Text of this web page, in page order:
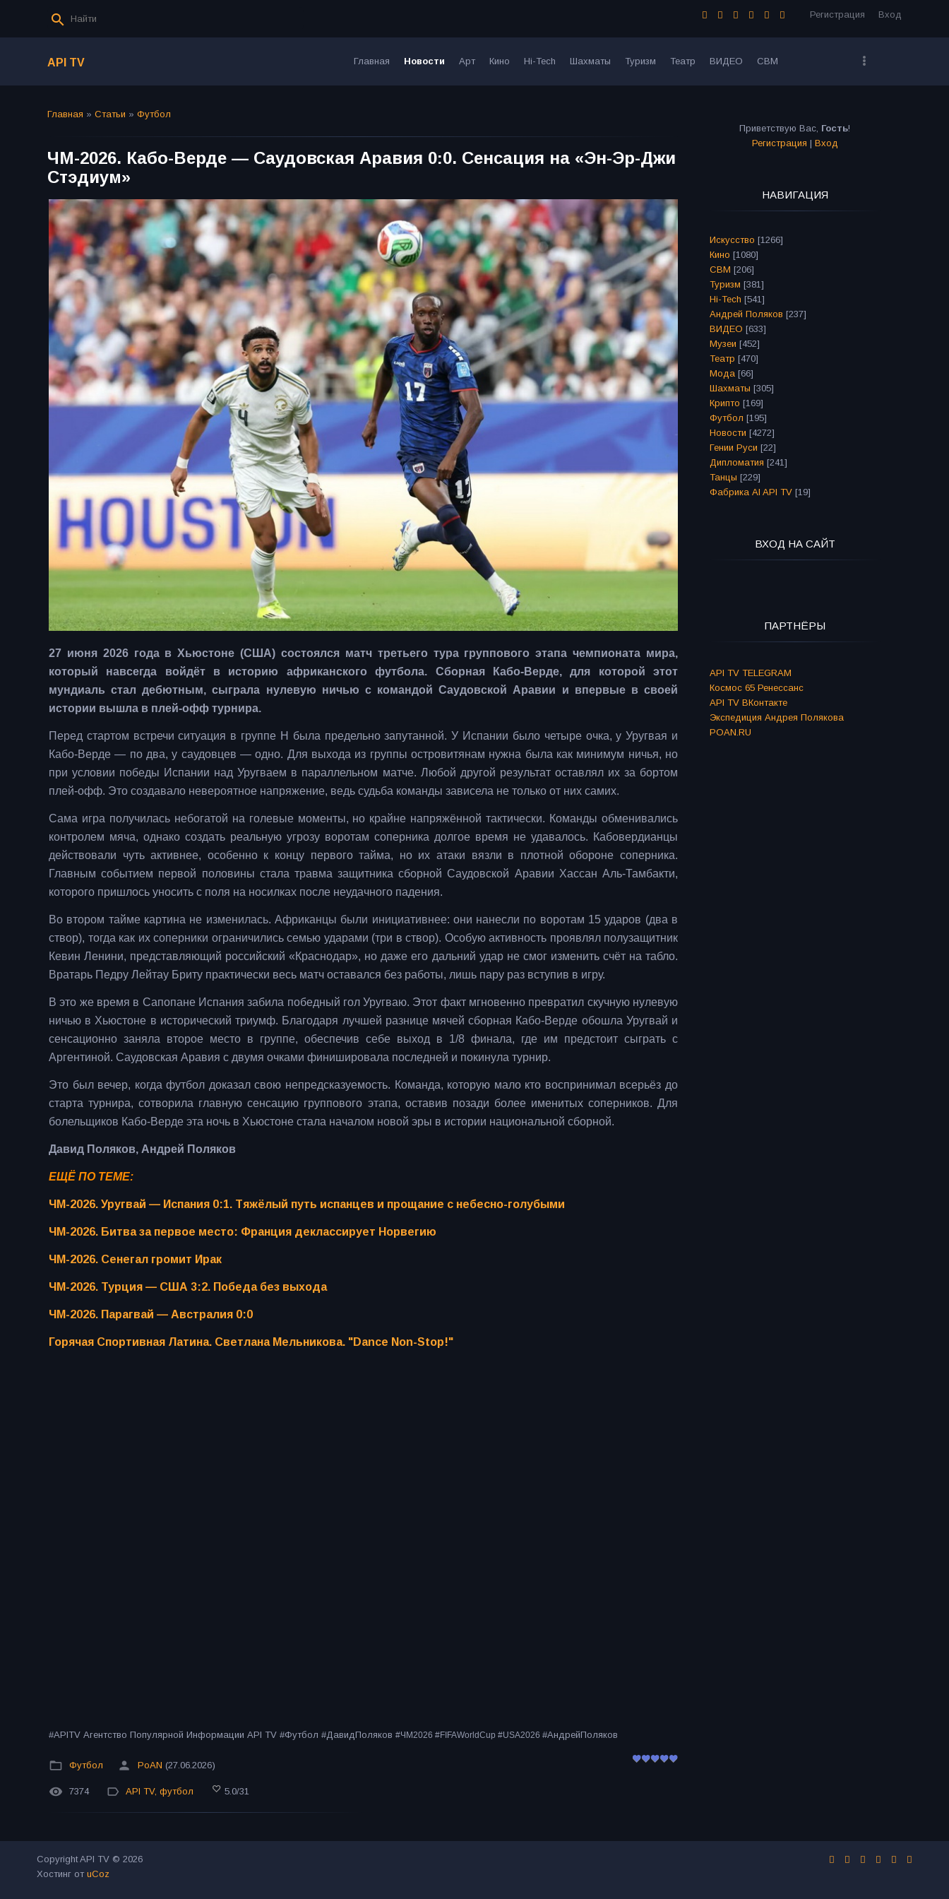
Регистрация Вход
API TV Главная Новости Арт Кино Hi-Tech Шахматы Туризм Театр ВИДЕО СВМ
Главная » Статьи » Футбол
ЧМ-2026. Кабо-Верде — Саудовская Аравия 0:0. Сенсация на «Эн-Эр-Джи
Стэдиум»
27 июня 2026 года в Хьюстоне (США) состоялся матч третьего тура группового этапа чемпионата мира,
который навсегда войдёт в историю африканского футбола. Сборная Кабо-Верде, для которой этот
мундиаль стал дебютным, сыграла нулевую ничью с командой Саудовской Аравии и впервые в своей
истории вышла в плей-офф турнира.
Перед стартом встречи ситуация в группе H была предельно запутанной. У Испании было четыре очка, у Уругвая и
Кабо-Верде — по два, у саудовцев — одно. Для выхода из группы островитянам нужна была как минимум ничья, но
при условии победы Испании над Уругваем в параллельном матче. Любой другой результат оставлял их за бортом
плей-офф. Это создавало невероятное напряжение, ведь судьба команды зависела не только от них самих.
Сама игра получилась небогатой на голевые моменты, но крайне напряжённой тактически. Команды обменивались
контролем мяча, однако создать реальную угрозу воротам соперника долгое время не удавалось. Кабовердианцы
действовали чуть активнее, особенно к концу первого тайма, но их атаки вязли в плотной обороне соперника.
Главным событием первой половины стала травма защитника сборной Саудовской Аравии Хассан Аль-Тамбакти,
которого пришлось уносить с поля на носилках после неудачного падения.
Во втором тайме картина не изменилась. Африканцы были инициативнее: они нанесли по воротам 15 ударов (два в
створ), тогда как их соперники ограничились семью ударами (три в створ). Особую активность проявлял полузащитник
Кевин Ленини, представляющий российский «Краснодар», но даже его дальний удар не смог изменить счёт на табло.
Вратарь Педру Лейтау Бриту практически весь матч оставался без работы, лишь пару раз вступив в игру.
В это же время в Сапопане Испания забила победный гол Уругваю. Этот факт мгновенно превратил скучную нулевую
ничью в Хьюстоне в исторический триумф. Благодаря лучшей разнице мячей сборная Кабо-Верде обошла Уругвай и
сенсационно заняла второе место в группе, обеспечив себе выход в 1/8 финала, где им предстоит сыграть с
Аргентиной. Саудовская Аравия с двумя очками финишировала последней и покинула турнир.
Это был вечер, когда футбол доказал свою непредсказуемость. Команда, которую мало кто воспринимал всерьёз до
старта турнира, сотворила главную сенсацию группового этапа, оставив позади более именитых соперников. Для
болельщиков Кабо-Верде эта ночь в Хьюстоне стала началом новой эры в истории национальной сборной.
Давид Поляков, Андрей Поляков
ЕЩЁ ПО ТЕМЕ:
ЧМ-2026. Уругвай — Испания 0:1. Тяжёлый путь испанцев и прощание с небесно-голубыми
ЧМ-2026. Битва за первое место: Франция деклассирует Норвегию
ЧМ-2026. Сенегал громит Ирак
ЧМ-2026. Турция — США 3:2. Победа без выхода
ЧМ-2026. Парагвай — Австралия 0:0
Горячая Спортивная Латина. Светлана Мельникова. "Dance Non-Stop!"
#APITV Агентство Популярной Информации API TV #Футбол #ДавидПоляков #ЧМ2026 #FIFAWorldCup #USA2026 #АндрейПоляков
Футбол PoAN (27.06.2026)
7374 API TV, футбол 5.0/31
Приветствую Вас, Гость!
Регистрация | Вход
НАВИГАЦИЯ
Искусство [1266]
Кино [1080]
СВМ [206]
Туризм [381]
Hi-Tech [541]
Андрей Поляков [237]
ВИДЕО [633]
Музеи [452]
Театр [470]
Мода [66]
Шахматы [305]
Крипто [169]
Футбол [195]
Новости [4272]
Гении Руси [22]
Дипломатия [241]
Танцы [229]
Фабрика AI API TV [19]
ВХОД НА САЙТ
ПАРТНЁРЫ
API TV TELEGRAM
Космос 65 Ренессанс
API TV ВКонтакте
Экспедиция Андрея Полякова
POAN.RU
Copyright API TV © 2026
Хостинг от uCoz